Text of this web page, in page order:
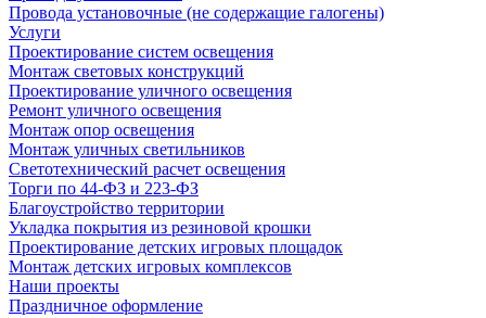
Провода установочные (не содержащие галогены)
Услуги
Проектирование систем освещения
Монтаж световых конструкций
Проектирование уличного освещения
Ремонт уличного освещения
Монтаж опор освещения
Монтаж уличных светильников
Светотехнический расчет освещения
Торги по 44-ФЗ и 223-ФЗ
Благоустройство территории
Укладка покрытия из резиновой крошки
Проектирование детских игровых площадок
Монтаж детских игровых комплексов
Наши проекты
Праздничное оформление